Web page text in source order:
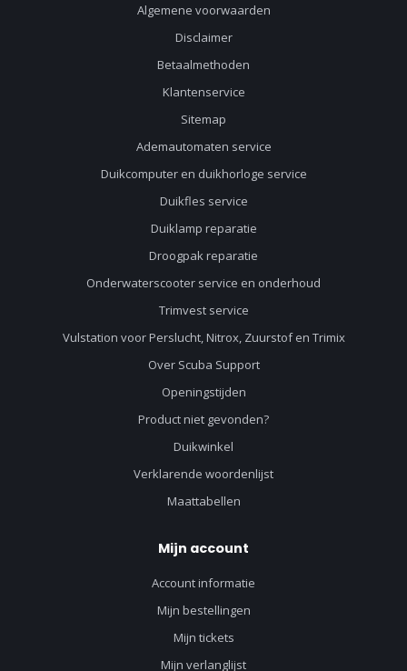
Algemene voorwaarden
Disclaimer
Betaalmethoden
Klantenservice
Sitemap
Ademautomaten service
Duikcomputer en duikhorloge service
Duikfles service
Duiklamp reparatie
Droogpak reparatie
Onderwaterscooter service en onderhoud
Trimvest service
Vulstation voor Perslucht, Nitrox, Zuurstof en Trimix
Over Scuba Support
Openingstijden
Product niet gevonden?
Duikwinkel
Verklarende woordenlijst
Maattabellen
Mijn account
Account informatie
Mijn bestellingen
Mijn tickets
Mijn verlanglijst